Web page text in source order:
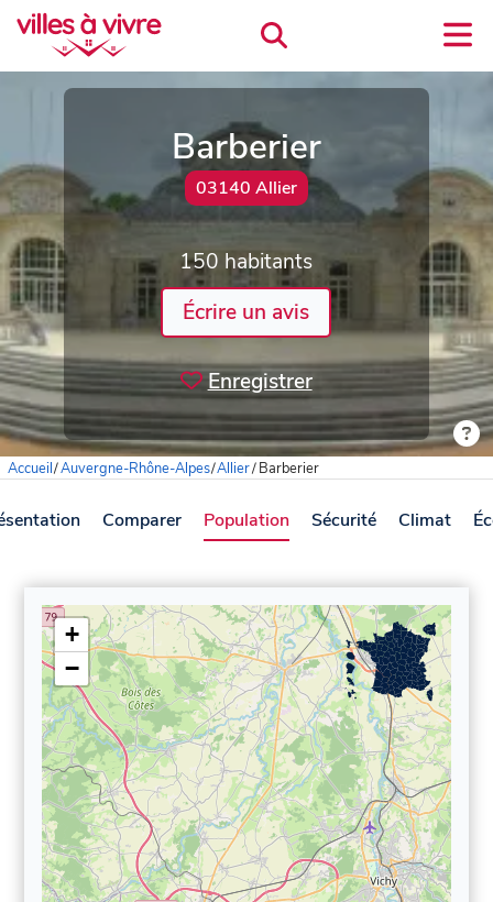
Barberier
03140 Allier
150 habitants
Écrire un avis
Enregistrer
Accueil/Auvergne-Rhône-Alpes/Allier/Barberier
Comparer Population Sécurité Climat
+
−